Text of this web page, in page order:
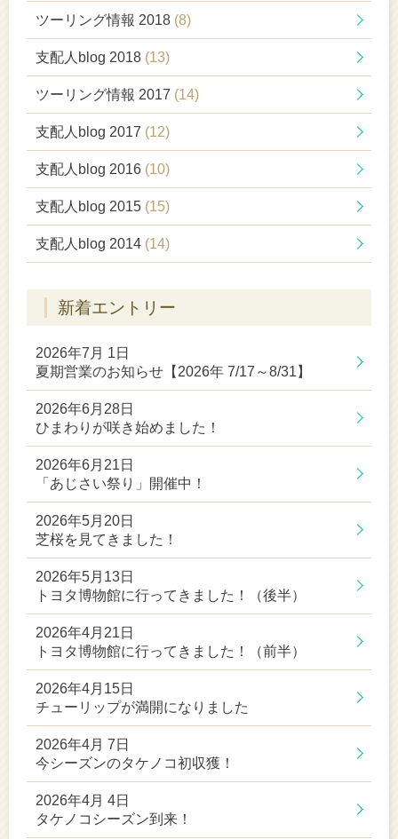
ツーリング情報 2018 (8)
支配人blog 2018 (13)
ツーリング情報 2017 (14)
支配人blog 2017 (12)
支配人blog 2016 (10)
支配人blog 2015 (15)
支配人blog 2014 (14)
新着エントリー
2026年7月 1日
夏期営業のお知らせ【2026年 7/17～8/31】
2026年6月28日
ひまわりが咲き始めました！
2026年6月21日
「あじさい祭り」開催中！
2026年5月20日
芝桜を見てきました！
2026年5月13日
トヨタ博物館に行ってきました！（後半）
2026年4月21日
トヨタ博物館に行ってきました！（前半）
2026年4月15日
チューリップが満開になりました
2026年4月 7日
今シーズンのタケノコ初収獲！
2026年4月 4日
タケノコシーズン到来！